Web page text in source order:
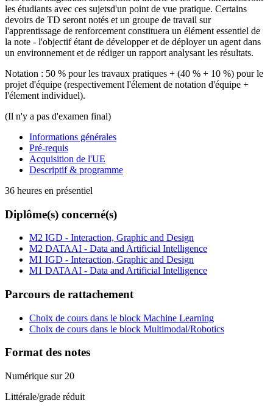
les étudiants avec ces sujetsd'un point de vue pratique. Certains
devoirs de TD seront notés et un groupe de travail sur
l'apprentissage de renforcement constituera un élément essentiel de
la note - l'objectif étant de développer et de déployer un agent dans
un environnement et de rédiger un rapport analysant les résultats.
Notation : 50 % pour les travaux pratiques + (40 % + 10 %) pour le
projet d'équipe (respectivement l'élement de notation d'équipe +
l'élement individuel).
(Il n'y a pas d'examen final)
Informations générales
Pré-requis
Acquisition de l'UE
Descriptif & programme
36 heures en présentiel
Diplôme(s) concerné(s)
M2 IGD - Interaction, Graphic and Design
M2 DATAAI - Data and Artificial Intelligence
M1 IGD - Interaction, Graphic and Design
M1 DATAAI - Data and Artificial Intelligence
Parcours de rattachement
Choix de cours dans le block Machine Learning
Choix de cours dans le block Multimodal/Robotics
Format des notes
Numérique sur 20
Littérale/grade réduit